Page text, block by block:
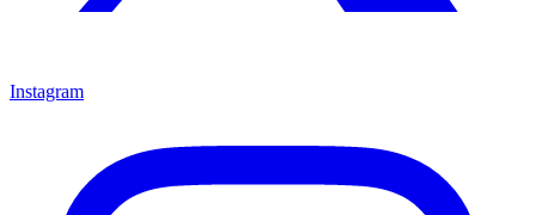
Instagram